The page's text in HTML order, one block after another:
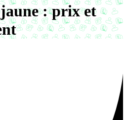
: prix et